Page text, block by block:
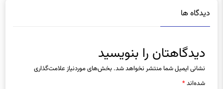
دیدگاه ها
دیدگاهتان را بنویسید
نشانی ایمیل شما منتشر نخواهد شد. بخش‌های موردنیاز علامت‌گذاری
شده‌اند*